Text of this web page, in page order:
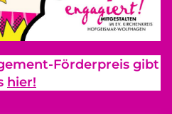
Förderpreis gibt
hier!